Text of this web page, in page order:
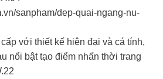
sanpham/dep-quai-ngang-nu-
với thiết kế hiện đại và cá tính,
nổi bật tạo điểm nhấn thời trang